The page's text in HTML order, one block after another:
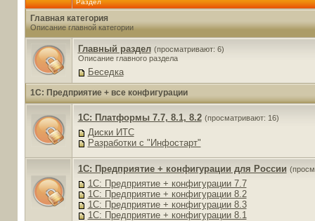
Раздел
Главная категория
Описание главной категории
Главный раздел (просматривают: 6)
Описание главного раздела
Беседка
1C: Предприятие + все конфигурации
1C: Платформы 7.7, 8.1, 8.2 (просматривают: 16)
Диски ИТС
Разработки с "Инфостарт"
1C: Предприятие + конфигурации для России
1C: Предприятие + конфигурации 7.7
1C: Предприятие + конфигурации 8.2
1C: Предприятие + конфигурации 8.3
1C: Предприятие + конфигурации 8.1